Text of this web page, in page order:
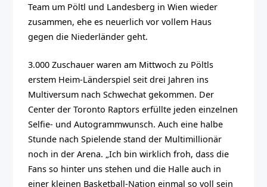
Team um Pöltl und Landesberg in Wien wieder
zusammen, ehe es neuerlich vor vollem Haus
gegen die Niederländer geht.
3.000 Zuschauer waren am Mittwoch zu Pöltls
erstem Heim-Länderspiel seit drei Jahren ins
Multiversum nach Schwechat gekommen. Der
Center der Toronto Raptors erfüllte jeden einzelnen
Selfie- und Autogrammwunsch. Auch eine halbe
Stunde nach Spielende stand der Multimillionär
noch in der Arena. „Ich bin wirklich froh, dass die
Fans so hinter uns stehen und die Halle auch in
einer kleinen Basketball-Nation einmal so voll sein